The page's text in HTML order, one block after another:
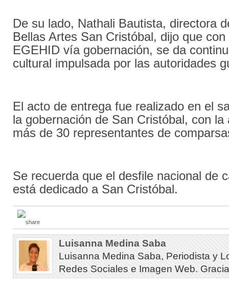
De su lado, Nathali Bautista, directora
Bellas Artes San Cristóbal, dijo que
EGEHID vía gobernación, se da
cultural impulsada por las autoridades
El acto de entrega fue realizado en el
la gobernación de San Cristóbal, con la
más de 30 representantes de
Se recuerda que el desfile nacional de
está dedicado a San Cristóbal.
Luisanna Medina Saba
Luisanna Medina Saba, Periodista y
Redes Sociales e Imagen Web.